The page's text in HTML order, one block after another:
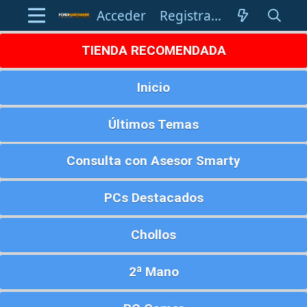
Acceder Registrarse
TIENDA RECOMENDADA
Inicio
Últimos Temas
Consulta con Asesor Smarty
PCs Destacados
Chollos
2ª Mano